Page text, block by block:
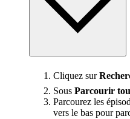
Cliquez sur
Sous Parcourir
Parcourez les
vers le bas pour